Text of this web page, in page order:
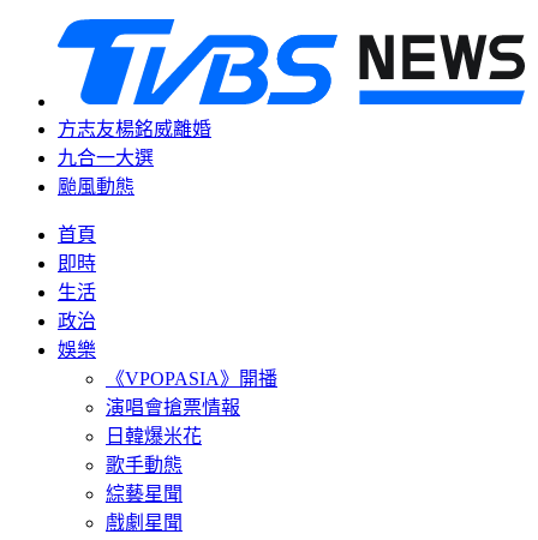
方志友楊銘威離婚
九合一大選
颱風動態
首頁
即時
生活
政治
娛樂
《VPOPASIA》開播
演唱會搶票情報
日韓爆米花
歌手動態
綜藝星聞
戲劇星聞